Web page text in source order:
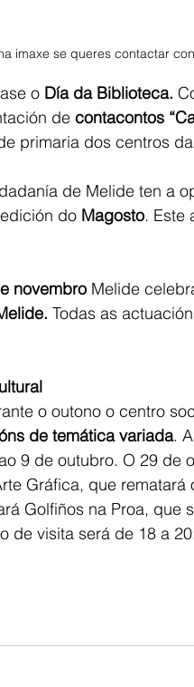
imaxe se queres contactar
o Día da Biblioteca.
de contacontos
primaria dos centros
de Melide ten a
do Magosto. Este
novembro Melide
Todas as
o outono o centro
de temática variada.
9 de outubro. O 29 de
Gráfica, que
Golfiños na Proa, que
de visita será de 18 a